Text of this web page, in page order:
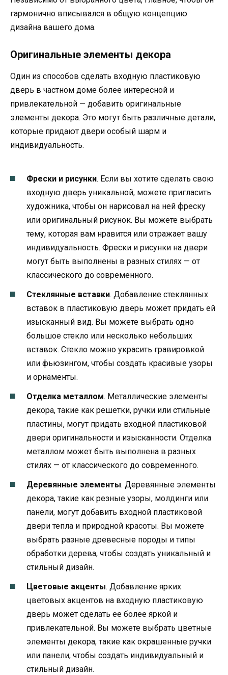
гармонично вписывался в общую концепцию
дизайна вашего дома.
Оригинальные элементы декора
Один из способов сделать входную пластиковую
дверь в частном доме более интересной и
привлекательной — добавить оригинальные
элементы декора. Это могут быть различные детали,
которые придают двери особый шарм и
индивидуальность.
Фрески и рисунки. Если вы хотите сделать свою
входную дверь уникальной, можете пригласить
художника, чтобы он нарисовал на ней фреску
или оригинальный рисунок. Вы можете выбрать
тему, которая вам нравится или отражает вашу
индивидуальность. Фрески и рисунки на двери
могут быть выполнены в разных стилях — от
классического до современного.
Стеклянные вставки. Добавление стеклянных
вставок в пластиковую дверь может придать ей
изысканный вид. Вы можете выбрать одно
большое стекло или несколько небольших
вставок. Стекло можно украсить гравировкой
или фьюзингом, чтобы создать красивые узоры
и орнаменты.
Отделка металлом. Металлические элементы
декора, такие как решетки, ручки или стильные
пластины, могут придать входной пластиковой
двери оригинальности и изысканности. Отделка
металлом может быть выполнена в разных
стилях — от классического до современного.
Деревянные элементы. Деревянные элементы
декора, такие как резные узоры, молдинги или
панели, могут добавить входной пластиковой
двери тепла и природной красоты. Вы можете
выбрать разные древесные породы и типы
обработки дерева, чтобы создать уникальный и
стильный дизайн.
Цветовые акценты. Добавление ярких
цветовых акцентов на входную пластиковую
дверь может сделать ее более яркой и
привлекательной. Вы можете выбрать цветные
элементы декора, такие как окрашенные ручки
или панели, чтобы создать индивидуальный и
стильный дизайн.